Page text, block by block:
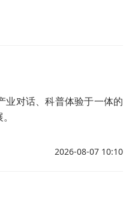
业对话、科普体验于一体的
2026-08-07 10:10